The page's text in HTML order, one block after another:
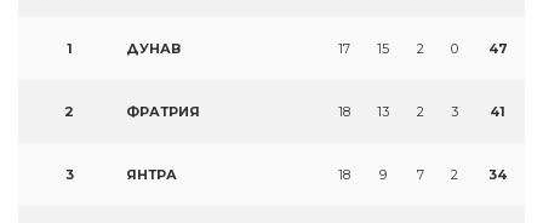
1 ДУНАВ 17 15 2 0 47
2 ФРАТРИЯ 18 13 2 3 41
3 ЯНТРА 18 9 7 2 34